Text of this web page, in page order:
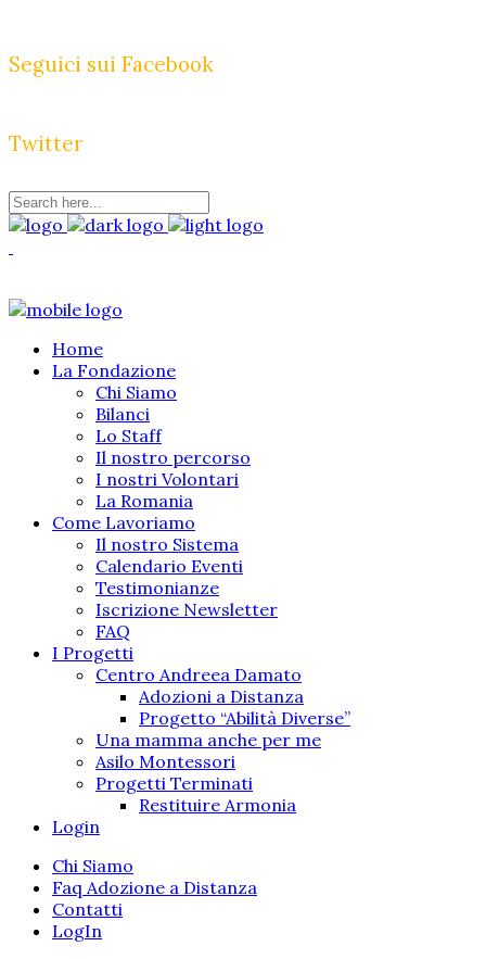
Seguici sui Facebook
Twitter
Home
La Fondazione
Chi Siamo
Bilanci
Lo Staff
Il nostro percorso
I nostri Volontari
La Romania
Come Lavoriamo
Il nostro Sistema
Calendario Eventi
Testimonianze
Iscrizione Newsletter
FAQ
I Progetti
Centro Andreea Damato
Adozioni a Distanza
Progetto “Abilità Diverse”
Una mamma anche per me
Asilo Montessori
Progetti Terminati
Restituire Armonia
Login
Chi Siamo
Faq Adozione a Distanza
Contatti
LogIn